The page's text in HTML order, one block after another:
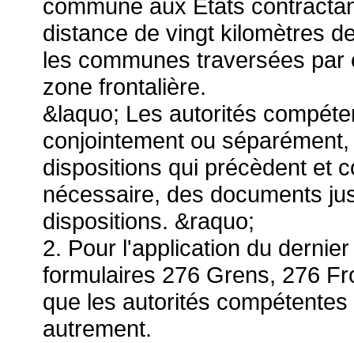
commune aux Etats
distance de vingt kilomètres
les communes traversées
zone frontalière.
&laquo; Les autorités
conjointement ou
dispositions qui précèdent et
nécessaire, des documents
dispositions. &raquo;
2. Pour l'application du
formulaires 276 Grens, 276
que les autorités
autrement.